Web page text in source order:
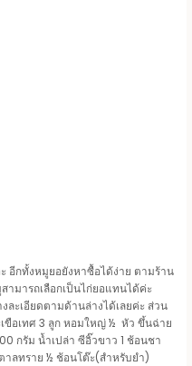
อีกทั้งหมูยอยังหาซื้อได้ง่าย ตามร้าน
มารถเลือกเป็นไก่ยอแทนได้ค่ะ
ละเอียดตามด้านล่างได้เลยค่ะ ส่วน
ขือเทศ 3 ลูก หอมใหญ่ ½ หัว ขึ้นฉ่าย
กรัม น้ำเปล่า ซีอิ๊วขาว 1 ช้อนชา
ลทราย ½ ช้อนโต๊ะ(สำหรับยำ)